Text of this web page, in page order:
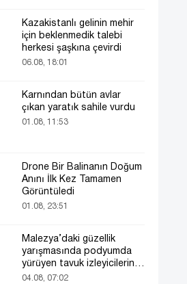
Kazakistanlı gelinin mehir
için beklenmedik talebi
herkesi şaşkına çevirdi
06.08, 18:01
Karnından bütün avlar
çıkan yaratık sahile vurdu
01.08, 11:53
Drone Bir Balinanın Doğum
Anını İlk Kez Tamamen
Görüntüledi
01.08, 23:51
Malezya’daki güzellik
yarışmasında podyumda
yürüyen tavuk izleyicilerin
ilgisini çekti
04.08, 07:02